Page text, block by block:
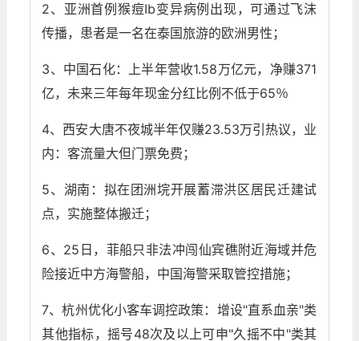
2、亚洲首例猴痘Ib变异病例出现，可通过飞沫
传播，患者是一名在泰国旅游的欧洲男性；
3、中国石化：上半年营收1.58万亿元，净赚371
亿，未来三年每年现金分红比例不低于65％
4、西安大唐不夜城半年仅赚23.53万引热议，业
内：客流量大但门票免费；
5、湖南：拟在团洲垸开展蓄滞洪区居民迁建试
点，实施整体搬迁；
6、25日，菲船只非法冲闯仙宾礁附近海域并危
险接近中方海警船，中国海警采取管控措施；
7、杭州优化小客车调控政策：增设"直系血亲"类
其他指标，摇号48次及以上可申"久摇不中"类其